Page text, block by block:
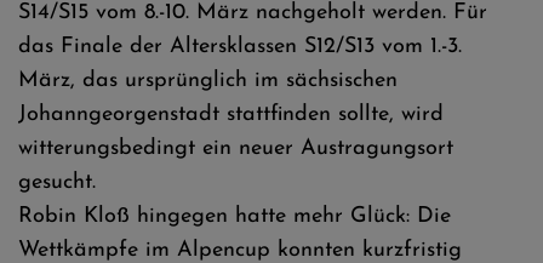
S14/S15 vom 8.-10. März nachgeholt werden. Für
das Finale der Altersklassen S12/S13 vom 1.-3.
März, das ursprünglich im sächsischen
Johanngeorgenstadt stattfinden sollte, wird
witterungsbedingt ein neuer Austragungsort
gesucht.
Robin Kloß hingegen hatte mehr Glück: Die
Wettkämpfe im Alpencup konnten kurzfristig